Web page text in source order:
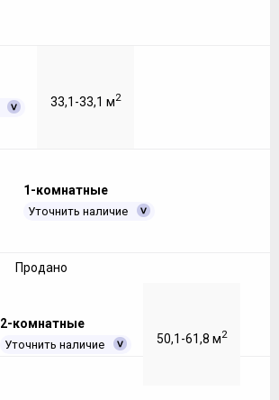
33,1-33,1 м2
1-комнатные
Уточнить наличие
Продано
2-комнатные
Уточнить наличие 50,1-61,8 м2